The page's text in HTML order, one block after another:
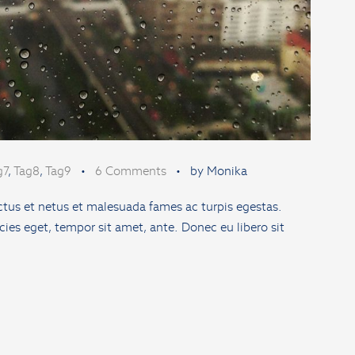
, Tag8, Tag9 • 6 Comments• by Monika
et netus et malesuada fames ac turpis egestas.
eget, tempor sit amet, ante. Donec eu libero sit